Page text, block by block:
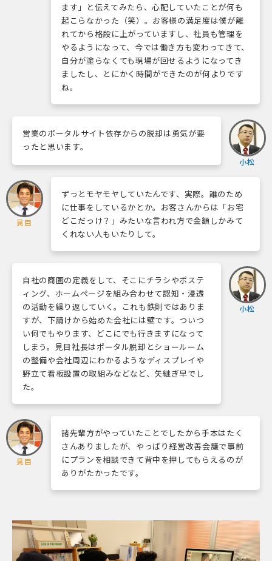
ます」と伝えてみたら、心配していたことが何も
起こらなかった（笑）。お客様の満足度は僕が離
れてから格段に上がっていますし、社員も管理を
やるようになって、今では働き方も変わってきて、
自分が塗らなくても現場が回せるようになってき
ましたし、とにかく時間ができたのが何よりです
ね。
小松
営業のポータルサイト依存からの脱却は勇気が要
ったと思います。
見目
ずっとモヤモヤしていたんです、実際。誰のため
に仕事をしているかとか。お客さんからは「お宅
どこだっけ？」みたいな言われ方で金額しかみて
くれない人もいたりして。
小松
自社の商圏の定義をして、そこにチラシやポステ
ィング、ホームページを組み合わせて認知・浸透
の活動を繰り返していく。これも鉄則ではありま
すが、下請けから始めた会社には壁です。ついつ
い何でもやります、どこにでも行きますになって
しまう。見目社長はポータル脱却とショールーム
の整備や会社周辺にわかるようなディスプレイや
野立て看板設置の取組みなどなど、矢継ぎ早でし
た。
見目
諸先輩方がやっていたことでしたから手本はたく
さんありましたが、やっぱり経営改善会議で事前
にプランを相談できて背中を押してもらえるのが
ありがたかったです。